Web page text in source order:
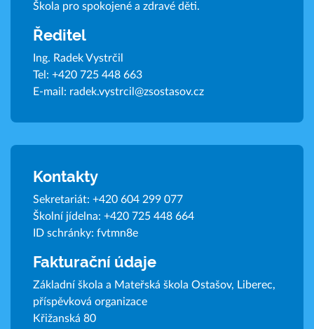
Škola pro spokojené a zdravé děti.
Ředitel
Ing. Radek Vystrčil
Tel: +420 725 448 663
E-mail: radek.vystrcil@zsostasov.cz
Kontakty
Sekretariát: +420 604 299 077
Školní jídelna: +420 725 448 664
ID schránky: fvtmn8e
Fakturační údaje
Základní škola a Mateřská škola Ostašov, Liberec,
příspěvková organizace
Křižanská 80